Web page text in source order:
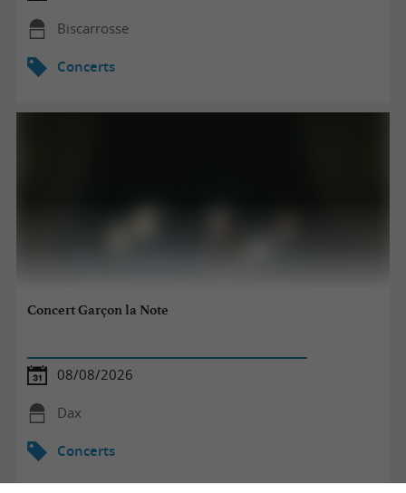
Biscarrosse
Concerts
Concert Garçon la Note
08/08/2026
Dax
Concerts